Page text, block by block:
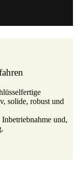
solide, robust und
und,